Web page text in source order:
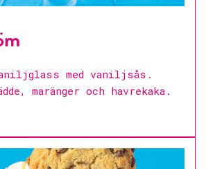
med vaniljsås.
maränger och havrekaka.